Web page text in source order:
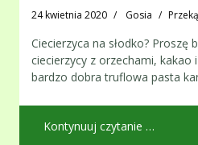
24 kwietnia 2020 Gosia
Ciecierzyca na słodko? Proszę
ciecierzycy z orzechami, kakao
bardzo dobra truflowa pasta
Kontynuuj czytanie …